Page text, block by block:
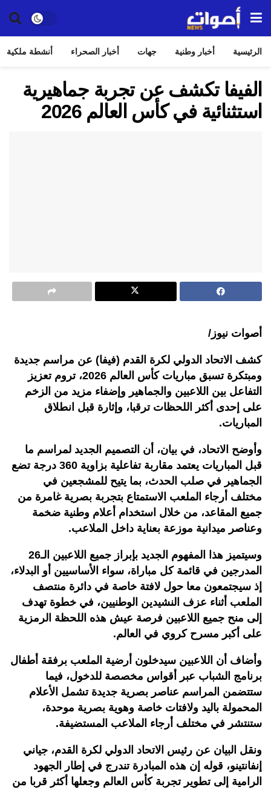
الرئيسية أخبار وطنية جهات أخبار الصحراء أنشطة ملكية
الفيفا تكشف عن تجربة جماهيرية
استثنائية في كأس العالم 2026
أصوات نيوز/
كشف الاتحاد الدولي لكرة القدم (فيفا) عن مراسم جديدة
ومبتكرة تسبق مباريات كأس العالم 2026، تروم تعزيز
التفاعل بين اللاعبين والجماهير وإضفاء مزيد من الزخم
على إحدى أكثر اللحظات ترقبا، وإثارة قبل انطلاق
المباريات.
وأوضح الاتحاد، في بيان، أن التصميم الجديد لمراسم ما
قبل المباريات يعتمد مقاربة تفاعلية بزاوية 360 درجة تضع
الجماهير في صلب الحدث، بما يتيح للمشجعين في
مختلف أرجاء الملعب الاستمتاع بتجربة بصرية غامرة من
جميع المقاعد، من خلال استخدام أعلام وطنية ضخمة
وعناصر ميدانية موزعة بعناية داخل الملاعب.
وسيتميز هذا المفهوم الجديد بإبراز جميع اللاعبين الـ26
المدرجين في قائمة كل مباراة، سواء الأساسيين أو البدلاء،
إذ سيجتمعون معا حول لافتة خاصة في دائرة منتصف
الملعب أثناء عزف النشيدين الوطنيين، في خطوة تهدف
إلى منح جميع اللاعبين فرصة عيش هذه اللحظة الرمزية
على أكبر مسرح كروي في العالم.
وأضاف أن اللاعبين سيدخلون أرضية الملعب برفقة أطفال
برنامج الشباب عبر أقواس مخصصة للدخول، فيما
ستتضمن المراسم عناصر بصرية جديدة تشمل الأعلام
المحمولة باليد ولافتات خاصة وهوية بصرية موحدة،
ستنتشر في مختلف أرجاء الملاعب المستضيفة.
ونقل البيان عن رئيس الاتحاد الدولي لكرة القدم، جياني
إنفانتينو، قوله إن هذه المبادرة تندرج في إطار الجهود
الرامية إلى تطوير تجربة كأس العالم وجعلها أكثر قربا من